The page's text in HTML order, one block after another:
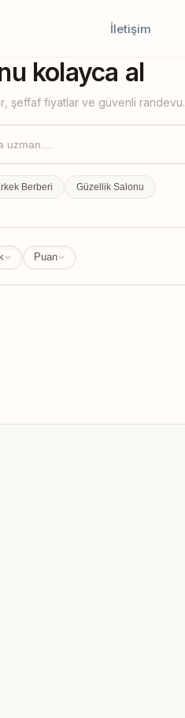
İletişim
kolayca al
şeffaf fiyatlar ve güvenli randevu.
Berberi Güzellik Salonu
Puan